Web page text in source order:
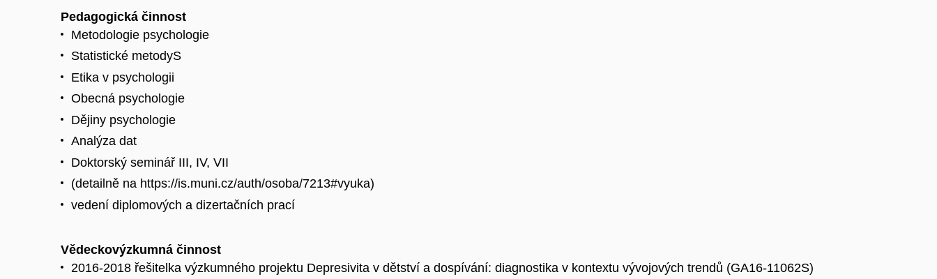
Pedagogická činnost
Metodologie psychologie
Statistické metodyS
Etika v psychologii
Obecná psychologie
Dějiny psychologie
Analýza dat
Doktorský seminář III, IV, VII
(detailně na https://is.muni.cz/auth/osoba/7213#vyuka)
vedení diplomových a dizertačních prací
Vědeckovýzkumná činnost
2016-2018 řešitelka výzkumného projektu Depresivita v dětství a dospívání: diagnostika v kontextu vývojových trendů (GA16-11062S)